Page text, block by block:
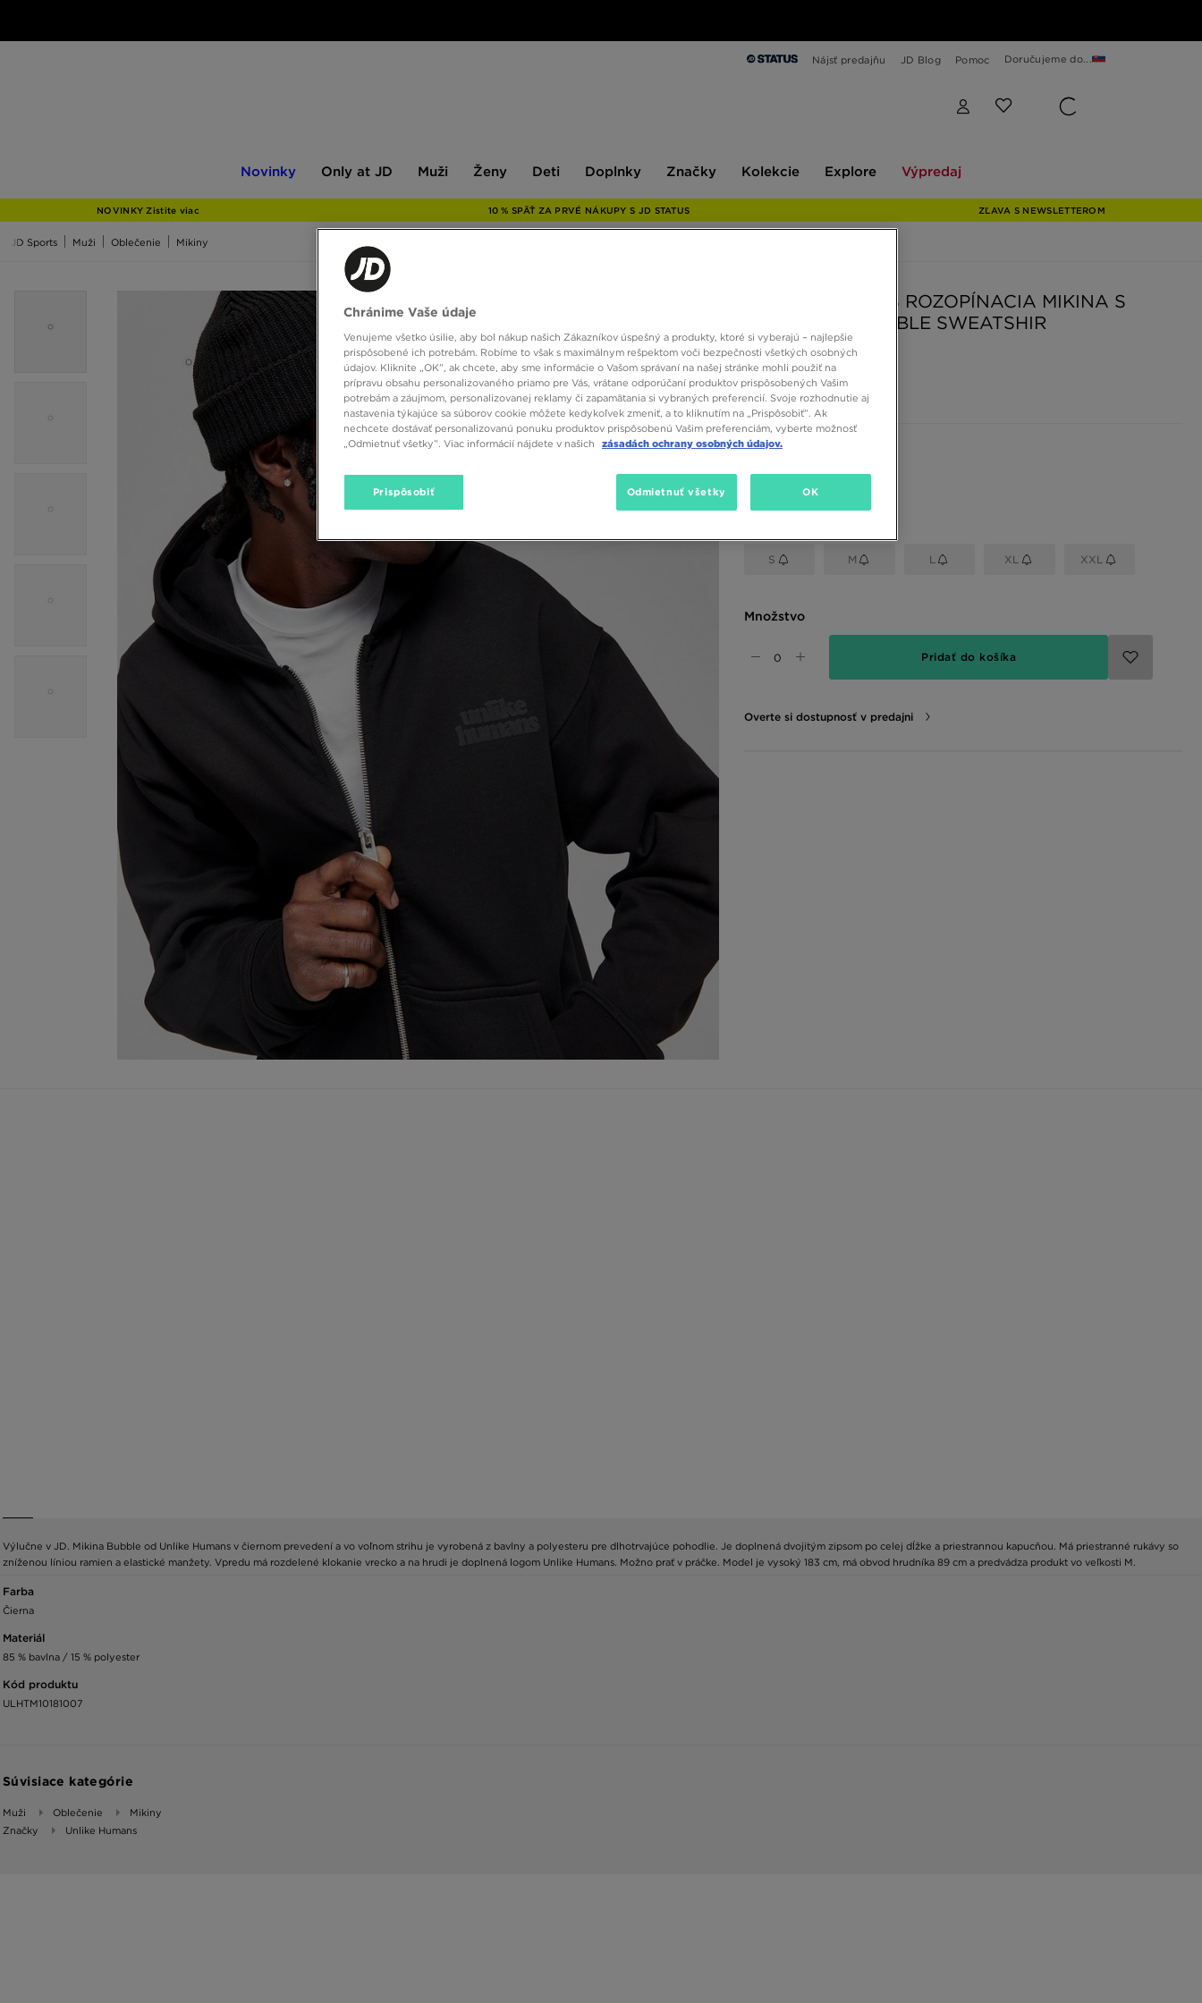
Nájsť predajňu JD Blog Pomoc Doručujeme do...
Novinky
JD
Only at JD Muži Ženy Deti Doplnky Značky Kolekcie Explore Výpredaj
NOVINKY Zistite viac 10 % SPÄŤ ZA PRVÉ NÁKUPY S JD STATUS ZĽAVA S NEWSLETTEROM
JD Sports Muži Oblečenie Mikiny
UNLIKE HUMANS ROZOPÍNACIA MIKINA S
KAPUCŇOU BUBBLE SWEATSHIR
26,00 €
Dostupné farby
Čierna
S M L XL XXL
Množstvo
Pridať do košíka
Overte si dostupnosť v predajni
Výlučne v JD. Mikina Bubble od Unlike Humans v čiernom prevedení a vo voľnom strihu je vyrobená z bavlny a polyesteru pre dlhotrvajúce pohodlie. Je doplnená dvojitým zipsom po celej dĺžke a priestrannou kapucňou. Má priestranné rukávy so
zníženou líniou ramien a elastické manžety. Vpredu má rozdelené klokanie vrecko a na hrudi je doplnená logom Unlike Humans. Možno prať v práčke. Model je vysoký 183 cm, má obvod hrudníka 89 cm a predvádza produkt vo veľkosti M.
Farba
Čierna
Materiál
85 % bavlna / 15 % polyester
Kód produktu
ULHTM10181007
Súvisiace kategórie
Muži Oblečenie
Mikiny
Značky
Unlike Humans
Chránime Vaše údaje
Venujeme všetko úsilie, aby bol nákup našich Zákazníkov úspešný a produkty, ktoré si vyberajú – najlepšie
prispôsobené ich potrebám. Robíme to však s maximálnym rešpektom voči bezpečnosti všetkých osobných
údajov. Kliknite „OK”, ak chcete, aby sme informácie o Vašom správaní na našej stránke mohli použiť na
prípravu obsahu personalizovaného priamo pre Vás, vrátane odporúčaní produktov prispôsobených Vašim
potrebám a záujmom, personalizovanej reklamy či zapamätania si vybraných preferencií. Svoje rozhodnutie aj
nastavenia týkajúce sa súborov cookie môžete kedykoľvek zmeniť, a to kliknutím na „Prispôsobiť”. Ak
nechcete dostávať personalizovanú ponuku produktov prispôsobenú Vašim preferenciám, vyberte možnosť
„Odmietnuť všetky”. Viac informácií nájdete v našich
zásadách ochrany osobných údajov.
Prispôsobiť Odmietnuť všetky OK